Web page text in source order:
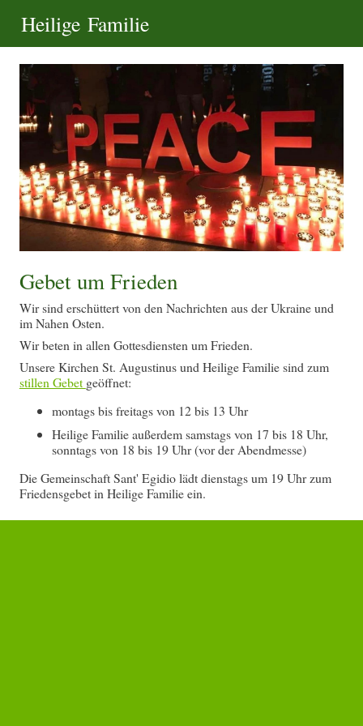
Heilige Familie
Gebet um Frieden
Wir sind erschüttert von den Nachrichten aus der Ukraine und
im Nahen Osten.
Wir beten in allen Gottesdiensten um Frieden.
Unsere Kirchen St. Augustinus und Heilige Familie sind zum
stillen Gebet geöffnet:
montags bis freitags von 12 bis 13 Uhr
Heilige Familie außerdem samstags von 17 bis 18 Uhr,
sonntags von 18 bis 19 Uhr (vor der Abendmesse)
Die Gemeinschaft Sant' Egidio lädt dienstags um 19 Uhr zum
Friedensgebet in Heilige Familie ein.